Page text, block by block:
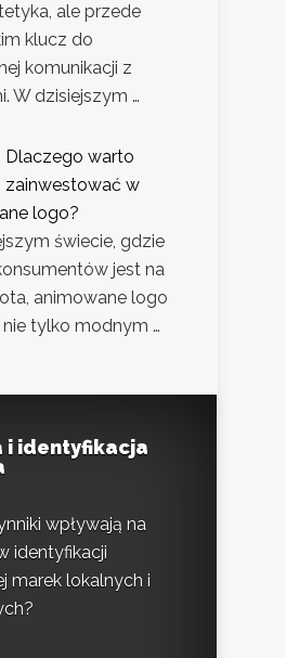
ale przede
klucz do
komunikacji z
W dzisiejszym …
Dlaczego warto
zainwestować w
logo?
świecie, gdzie
jest na
animowane logo
nie tylko modnym …
i identyfikacja
wpływają na
identyfikacji
marek lokalnych i